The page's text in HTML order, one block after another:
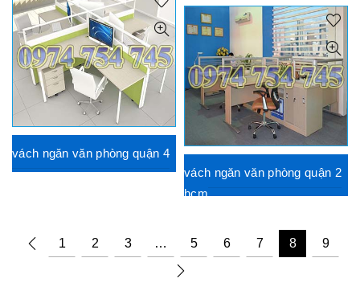
vách ngăn văn phòng quận 4
vách ngăn văn phòng quận 2
hcm
1 2 3 … 5 6 7 8 9